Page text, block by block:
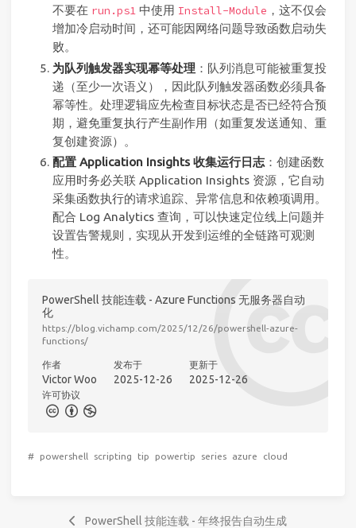
不要在 run.ps1 中使用 Install-Module ，这不仅会
增加冷启动时间，还可能因网络问题导致函数启动失
败。
为队列触发器实现幂等处理：队列消息可能被重复投
递（至少一次语义），因此队列触发器函数必须具备
幂等性。处理逻辑应先检查目标状态是否已经符合预
期，避免重复执行产生副作用（如重复发送通知、重
复创建资源）。
配置 Application Insights 收集运行日志：创建函数
应用时务必关联 Application Insights 资源，它自动
采集函数执行的请求追踪、异常信息和依赖项调用。
配合 Log Analytics 查询，可以快速定位线上问题并
设置告警规则，实现从开发到运维的全链路可观测
性。
PowerShell 技能连载 - Azure Functions 无服务器自动
化
https://blog.vichamp.com/2025/12/26/powershell-azure-
functions/
作者
Victor Woo
发布于
2025-12-26
更新于
2025-12-26
许可协议
# powershell scripting tip powertip series azure cloud
PowerShell 技能连载 - 年终报告自动生成